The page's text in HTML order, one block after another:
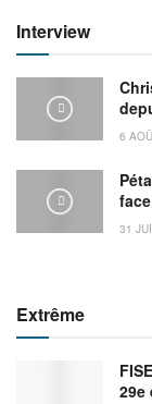
Interview
6
31
Extrême
29e